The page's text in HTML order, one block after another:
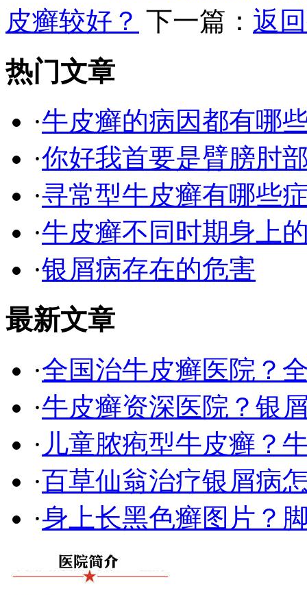
皮癣较好？ 下一篇： 返
热门文章
·牛皮癣的病因都有哪
·你好我首要是臂膀肘
·寻常型牛皮癣有哪些
·牛皮癣不同时期身上
·银屑病存在的危害
最新文章
·全国治牛皮癣医院？
·牛皮癣资深医院？银
· 儿童脓疱型牛皮癣？
·百草仙翁治疗银屑病
·身上长黑色癣图片？